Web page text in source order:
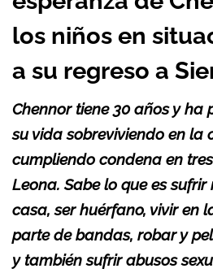
los niños en
a su regreso a
Chennor tiene 30 años y ha
su vida sobreviviendo en la
cumpliendo condena en
Leona. Sabe lo que es
casa, ser huérfano, vivir en
parte de bandas, robar y
y también sufrir abusos